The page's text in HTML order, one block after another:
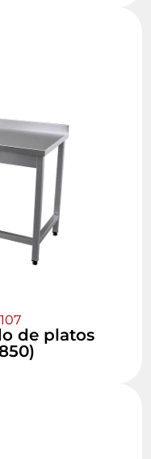
de platos